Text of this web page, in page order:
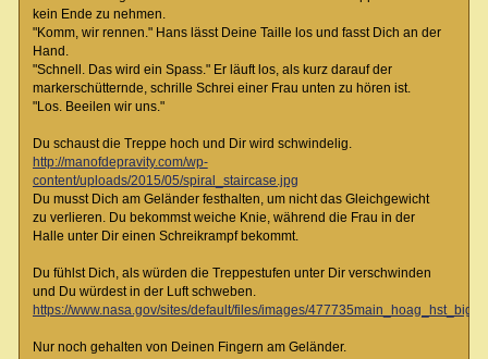
kein Ende zu nehmen.
"Komm, wir rennen." Hans lässt Deine Taille los und fasst Dich an der
Hand.
"Schnell. Das wird ein Spass." Er läuft los, als kurz darauf der
markerschütternde, schrille Schrei einer Frau unten zu hören ist.
"Los. Beeilen wir uns."
Du schaust die Treppe hoch und Dir wird schwindelig.
http://manofdepravity.com/wp-
content/uploads/2015/05/spiral_staircase.jpg
Du musst Dich am Geländer festhalten, um nicht das Gleichgewicht
zu verlieren. Du bekommst weiche Knie, während die Frau in der
Halle unter Dir einen Schreikrampf bekommt.
Du fühlst Dich, als würden die Treppestufen unter Dir verschwinden
und Du würdest in der Luft schweben.
https://www.nasa.gov/sites/default/files/images/
Nur noch gehalten von Deinen Fingern am Geländer.